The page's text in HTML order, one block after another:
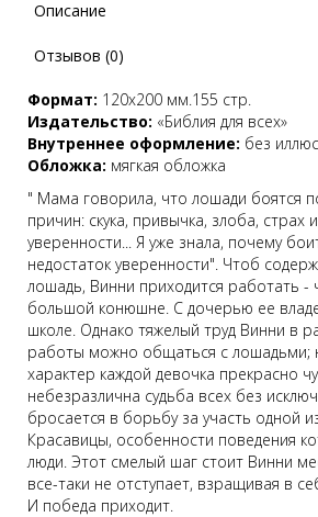
Описание
Отзывов (0)
Формат: 120х200 мм.155 стр.
Издательство: «Библия для всех»
Внутреннее оформление: без
Обложка: мягкая обложка
" Мама говорила, что лошади боятся
причин: скука, привычка, злоба, страх
уверенности... Я уже знала, почему
недостаток уверенности". Чтоб
лошадь, Винни приходится работать -
большой конюшне. С дочерью ее
школе. Однако тяжелый труд Винни в
работы можно общаться с лошадьми;
характер каждой девочка прекрасно
небезразлична судьба всех без
бросается в борьбу за участь одной
Красавицы, особенности поведения
люди. Этот смелый шаг стоит Винни
все-таки не отступает, взращивая в
И победа приходит.